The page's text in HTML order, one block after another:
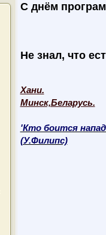
С днём
Не знал, что
Хани.
Минск,Беларусь.
'Кто боится
(У.Филипс)